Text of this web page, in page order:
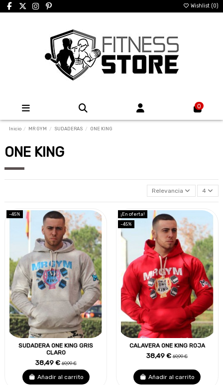
Wishlist (0)
0
Inicio MR GYM SUDADERAS ONE KING
ONE KING
Relevancia 4
-45%
SUDADERA ONE KING GRIS
CLARO
38,49 €69,99 €
Añadir al carrito
¡En oferta!
-45%
CALAVERA ONE KING ROJA
38,49 €69,99 €
Añadir al carrito